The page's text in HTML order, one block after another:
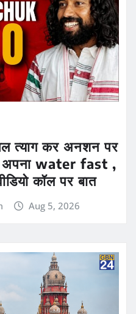
त्याग कर अनशन पर
अपना water fast ,
कॉल पर बात
Aug 5, 2026